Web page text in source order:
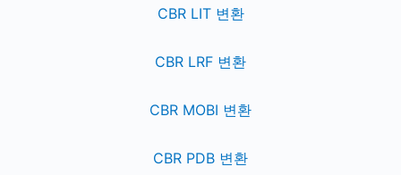
CBR LIT 변환
CBR LRF 변환
CBR MOBI 변환
CBR PDB 변환